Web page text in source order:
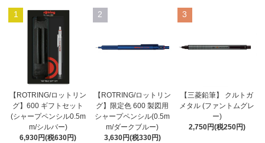
1
【ROTRING/ロットリン
グ】600 ギフトセット
(シャープペンシル0.5m
m/シルバー)
6,930円(税630円)
2
【ROTRING/ロットリン
グ】限定色 600 製図用
シャープペンシル(0.5m
m/ダークブルー)
3,630円(税330円)
3
【三菱鉛筆】 クルトガ
メタル (ファントムグレ
ー)
2,750円(税250円)